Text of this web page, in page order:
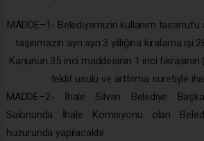
MADDE–1- Belediyemizin kullanım tasarrufu
taşınmazın ayrı ayrı 3 yıllığına kiralama işi
Kanunun 35 inci maddesinin 1 inci
teklif usulü ve arttırma suretiyle
MADDE–2- İhale Silvan Belediye
Salonunda İhale Komisyonu olan
huzurunda yapılacaktır.